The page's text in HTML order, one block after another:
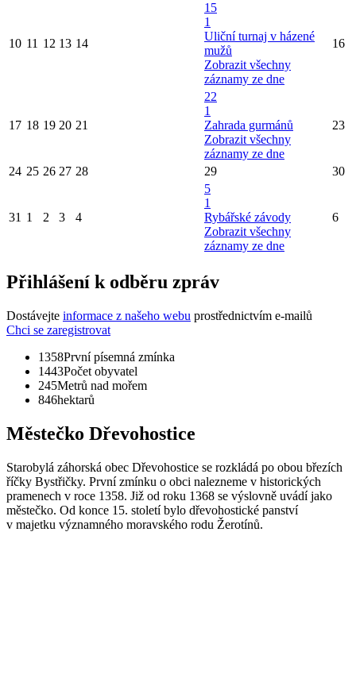
10 11 12 13 14
15
1
Uliční turnaj v házené
mužů
Zobrazit všechny
záznamy ze dne
16
17 18 19 20 21
22
1
Zahrada gurmánů
Zobrazit všechny
záznamy ze dne
23
24 25 26 27 28 29 30
31 1 2 3 4
5
1
Rybářské závody
Zobrazit všechny
záznamy ze dne
6
Přihlášení k odběru zpráv
Dostávejte informace z našeho webu prostřednictvím e-mailů
Chci se zaregistrovat
1358První písemná zmínka
1443Počet obyvatel
245Metrů nad mořem
846hektarů
Městečko Dřevohostice
Starobylá záhorská obec Dřevohostice se rozkládá po obou březích
říčky Bystřičky. První zmínku o obci nalezneme v historických
pramenech v roce 1358. Již od roku 1368 se výslovně uvádí jako
městečko. Od konce 15. století bylo dřevohostické panství
v majetku významného moravského rodu Žerotínů.